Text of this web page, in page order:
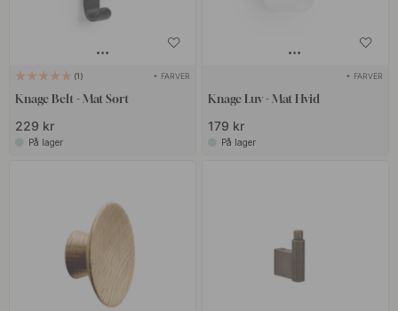
1 + FARVER
Knage Belt - Mat Sort
229 kr
På lager
+ FARVER
Knage Luv - Mat Hvid
179 kr
På lager